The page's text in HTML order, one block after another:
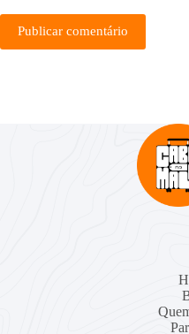
Publicar comentário